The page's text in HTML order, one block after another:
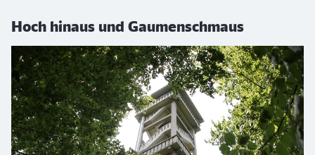
Hoch hinaus und Gaumenschmaus